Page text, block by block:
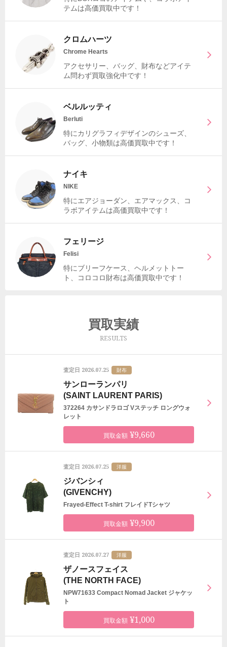
テムは高価買取中です！
クロムハーツ
Chrome Hearts
アクセサリー、バッグ、財布などアイテ
ム問わず買取強化中です！
ベルルッティ
Berluti
特にカリグラフィデザインのシューズ、
バッグ、小物類は高価買取中です！
ナイキ
NIKE
特にエアジョーダン、エアマックス、コ
ラボアイテムは高価買取中です！
フェリージ
Felisi
特にブリーフケース、ヘルメットトー
ト、コロコロ財布は高価買取中です！
買取実績
RESULTS
査定日 2026.07.25 財布
サンローランパリ
(SAINT LAURENT PARIS)
372264 カサンドラロゴ Vステッチ ロングウォ
レット
買取金額¥9,660
査定日 2026.07.25 洋服
ジバンシィ
(GIVENCHY)
Frayed-Effect T-shirt フレイドTシャツ
買取金額¥9,900
査定日 2026.07.27 洋服
ザノースフェイス
(THE NORTH FACE)
NPW71633 Compact Nomad Jacket ジャケッ
ト
買取金額¥1,000